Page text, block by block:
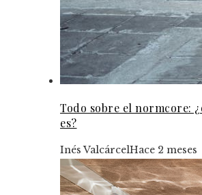
Todo sobre el normcore:
es?
Inés ValcárcelHace 2 meses